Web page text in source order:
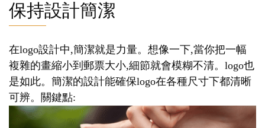
保持設計簡潔
在logo設計中,簡潔就是力量。想像一下,當你把一幅
複雜的畫縮小到郵票大小,細節就會模糊不清。logo也
是如此。簡潔的設計能確保logo在各種尺寸下都清晰
可辨。關鍵點: